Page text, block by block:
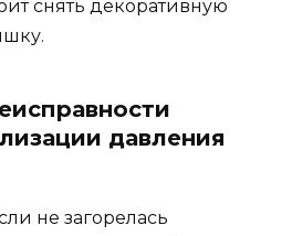
снять декоративную
давления
не загорелась